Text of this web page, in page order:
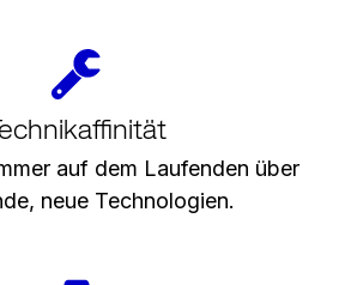
auf dem Laufenden über
neue Technologien.